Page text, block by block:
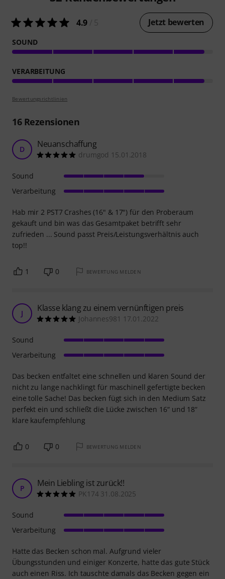
4.9 Jetzt bewerten
SOUND
VERARBEITUNG
Bewertungsrichtlinien
16Rezensionen
D Neuanschaffung
drumgod 15.01.2018
Hab mir 2 PST7 Crashes (16" & 17") für den Proberaum
gekauft und bin was das Gesamtpaket betrifft sehr
zufrieden ... Sound passt Preis/Leistungsverhältnis auch
top!!
Sound
Verarbeitung
1 0 BEWERTUNG MELDEN
J Klasse klang zu einem vernünftigen preis
Johannes981 17.01.2022
Das becken entfaltet eine schnellen und klaren Sound der
nicht zu lange nachklingt für maschinell gefertigte becken
eine tolle Sache! Das becken fügt sich in den Medium Satz
perfekt ein und schließt die Lücke zwischen 16“ und 18“
klare kaufempfehlung
Sound
Verarbeitung
0 0 BEWERTUNG MELDEN
P Mein Liebling ist zurück!!
PK174 31.08.2025
Hatte das Becken schon mal. Aufgrund vieler
Übungsstunden und einiger Konzerte, hatte das gute Stück
auch einen Riss. Ich tauschte damals das Becken gegen ein
Sound
Verarbeitung